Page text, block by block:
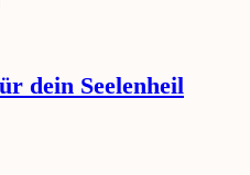
dein Seelenheil